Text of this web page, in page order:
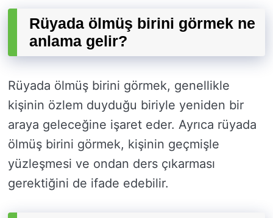
Rüyada ölmüş birini görmek ne
anlama gelir?
Rüyada ölmüş birini görmek, genellikle
kişinin özlem duyduğu biriyle yeniden bir
araya geleceğine işaret eder. Ayrıca rüyada
ölmüş birini görmek, kişinin geçmişle
yüzleşmesi ve ondan ders çıkarması
gerektiğini de ifade edebilir.